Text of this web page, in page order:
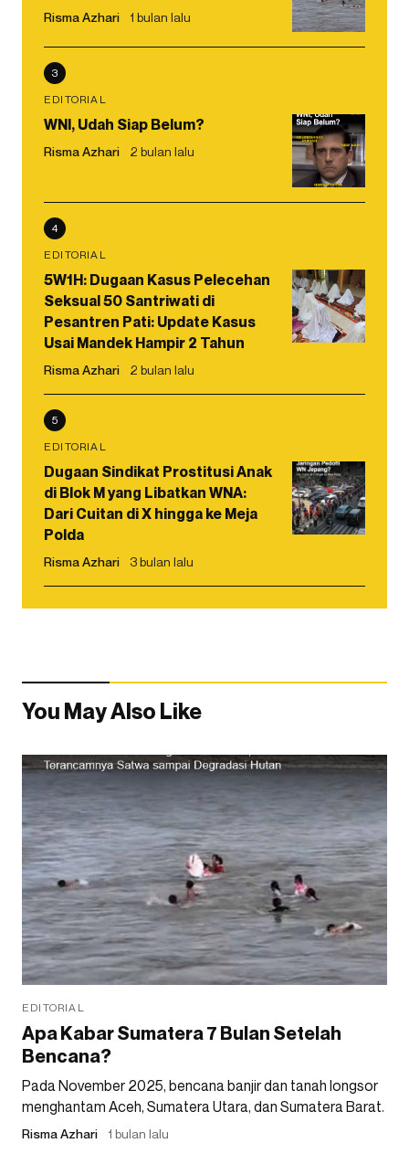
Risma Azhari 1 bulan lalu
3
EDITORIAL
WNI, Udah Siap Belum?
Risma Azhari 2 bulan lalu
4
EDITORIAL
5W1H: Dugaan Kasus Pelecehan
Seksual 50 Santriwati di
Pesantren Pati: Update Kasus
Usai Mandek Hampir 2 Tahun
Risma Azhari 2 bulan lalu
5
EDITORIAL
Dugaan Sindikat Prostitusi Anak
di Blok M yang Libatkan WNA:
Dari Cuitan di X hingga ke Meja
Polda
Risma Azhari 3 bulan lalu
You May Also Like
EDITORIAL
Apa Kabar Sumatera 7 Bulan Setelah
Bencana?
Pada November 2025, bencana banjir dan tanah longsor
menghantam Aceh, Sumatera Utara, dan Sumatera Barat.
Risma Azhari 1 bulan lalu